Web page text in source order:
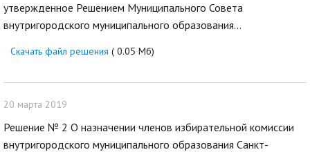
утвержденное Решением Муниципального Совета
внутригородского муниципального образования...
Скачать файл решения ( 0.05 Мб)
20 марта 2019
Решение № 2 О назначении членов избирательной комиссии
внутригородского муниципального образования Санкт-